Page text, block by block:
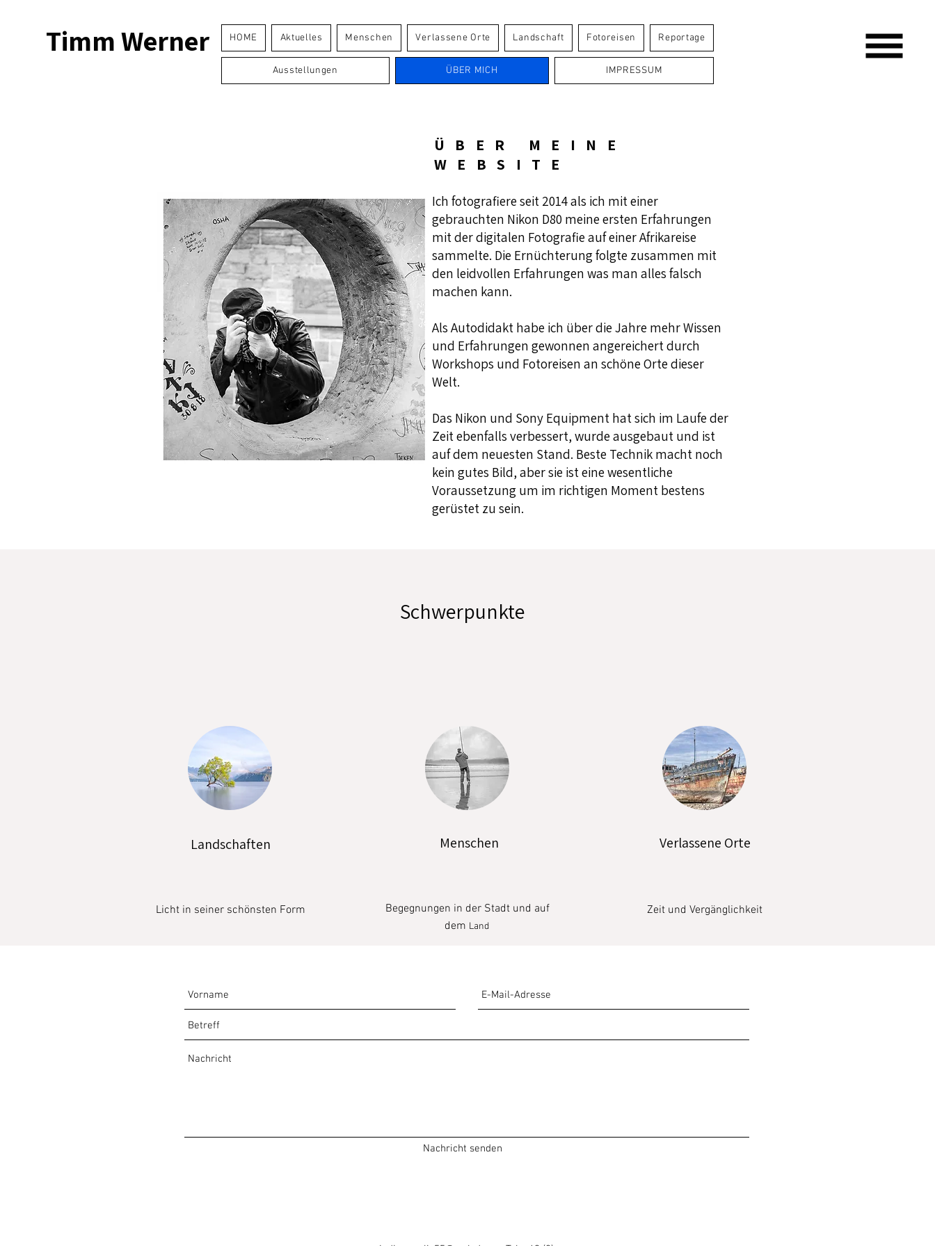
Timm Werner HOME Aktuelles Menschen Verlassene Orte Landschaft Fotoreisen Reportage
Ausstellungen ÜBER MICH IMPRESSUM
ÜBER MEINE
WEBSITE
​Ich fotografiere seit 2014 als ich mit einer
gebrauchten Nikon D80 meine ersten Erfahrungen
mit der digitalen Fotografie auf einer Afrikareise
sammelte. Die Ernüchterung folgte zusammen mit
den leidvollen Erfahrungen was man alles falsch
machen kann.
​Als Autodidakt habe ich über die Jahre mehr Wissen
und Erfahrungen gewonnen angereichert durch
Workshops und Fotoreisen an schöne Orte dieser
Welt.
Das Nikon und Sony Equipment hat sich im Laufe der
Zeit ebenfalls verbessert, wurde ausgebaut und ist
auf dem neuesten Stand. Beste Technik macht noch
kein gutes Bild, aber sie ist eine wesentliche
Voraussetzung um im richtigen Moment bestens
gerüstet zu sein.
Schwerpunkte
Landschaften
Licht in seiner schönsten Form
Menschen
Begegnungen in der Stadt und auf
dem Land
Verlassene Orte
Zeit und Vergänglichkeit
Nachricht senden